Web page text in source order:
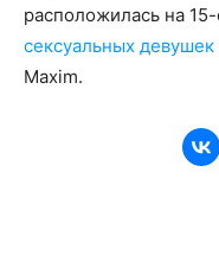
расположилась на
сексуальных девушек
Maxim.